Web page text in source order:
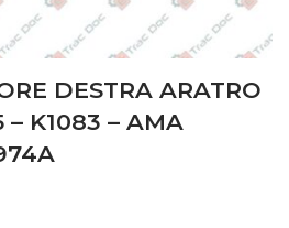
DESTRA ARATRO
– K1083 – AMA